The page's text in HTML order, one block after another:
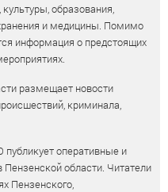
образования,
и медицины. Помимо
информация о предстоящих
размещает новости
криминала,
оперативные и
области. Читатели
Пензенского,